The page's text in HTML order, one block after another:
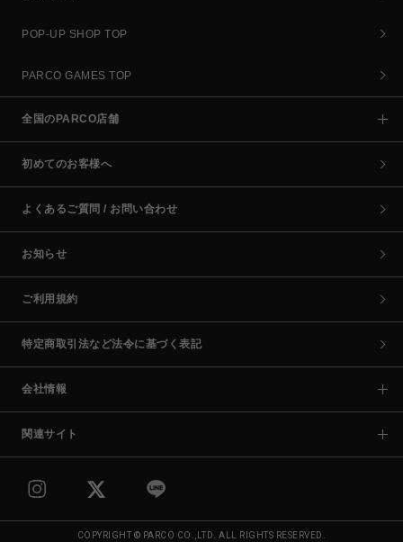
POP-UP SHOP TOP
PARCO GAMES TOP
全国のPARCO店舗
初めてのお客様へ
よくあるご質問 / お問い合わせ
お知らせ
ご利用規約
特定商取引法など法令に基づく表記
会社情報
関連サイト
COPYRIGHT © PARCO CO.,LTD. ALL RIGHTS RESERVED.